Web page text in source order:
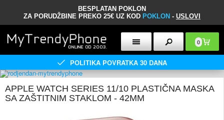
BESPLATAN POKLON
ZA PORUDŽBINE PREKO 25€ UZ KOD POKLON - USLOVI
0
POLITIKA POVRATKA 30 DANA
APPLE WATCH SERIES 11/10 PLASTIČNA MASKA
SA ZAŠTITNIM STAKLOM - 42MM